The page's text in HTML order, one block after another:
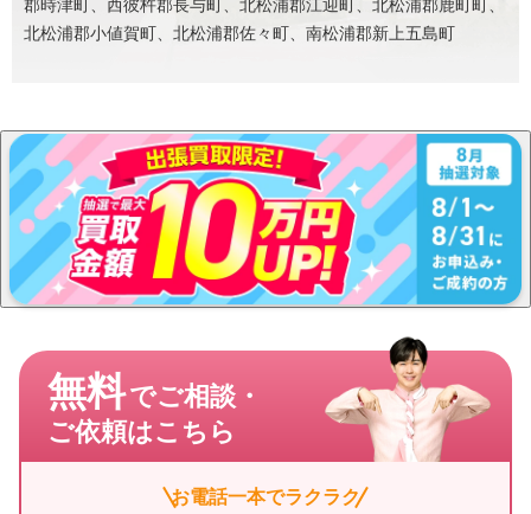
郡時津町、西彼杵郡長与町、北松浦郡江迎町、北松浦郡鹿町町、
北松浦郡小値賀町、北松浦郡佐々町、南松浦郡新上五島町
無料でご相談・
ご依頼はこちら
お電話一本でラクラク